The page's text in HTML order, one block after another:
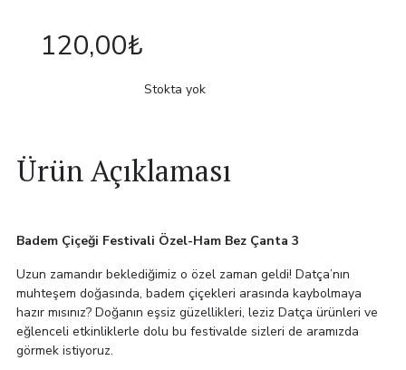
120,00₺
Stokta yok
Ürün Açıklaması
Badem Çiçeği Festivali Özel-Ham Bez Çanta 3
Uzun zamandır beklediğimiz o özel zaman geldi! Datça’nın
muhteşem doğasında, badem çiçekleri arasında kaybolmaya
hazır mısınız? Doğanın eşsiz güzellikleri, leziz Datça ürünleri ve
eğlenceli etkinliklerle dolu bu festivalde sizleri de aramızda
görmek istiyoruz.